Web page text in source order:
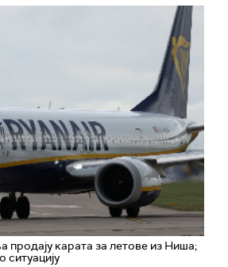
продају карата за летове из Ниша;